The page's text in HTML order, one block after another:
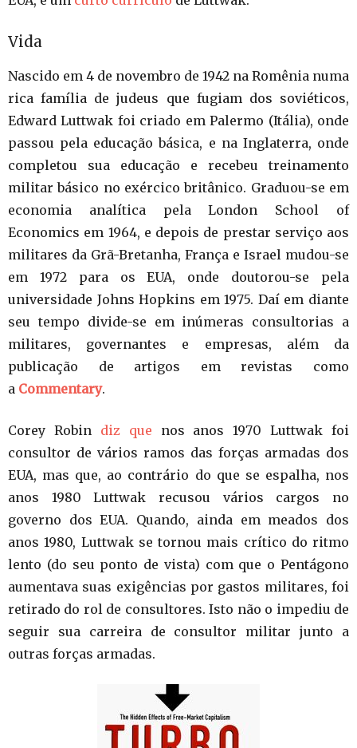
Vida
Nascido em 4 de novembro de 1942 na Romênia numa
rica família de judeus que fugiam dos soviéticos,
Edward Luttwak foi criado em Palermo (Itália), onde
passou pela educação básica, e na Inglaterra, onde
completou sua educação e recebeu treinamento
militar básico no exércico britânico. Graduou-se em
economia analítica pela London School of
Economics em 1964, e depois de prestar serviço aos
militares da Grã-Bretanha, França e Israel mudou-se
em 1972 para os EUA, onde doutorou-se pela
universidade Johns Hopkins em 1975. Daí em diante
seu tempo divide-se em inúmeras consultorias a
militares, governantes e empresas, além da
publicação de artigos em revistas como
a Commentary.
Corey Robin diz que nos anos 1970 Luttwak foi
consultor de vários ramos das forças armadas dos
EUA, mas que, ao contrário do que se espalha, nos
anos 1980 Luttwak recusou vários cargos no
governo dos EUA. Quando, ainda em meados dos
anos 1980, Luttwak se tornou mais crítico do ritmo
lento (do seu ponto de vista) com que o Pentágono
aumentava suas exigências por gastos militares, foi
retirado do rol de consultores. Isto não o impediu de
seguir sua carreira de consultor militar junto a
outras forças armadas.